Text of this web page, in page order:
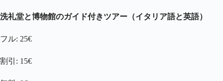
洗礼堂と博物館のガイド付きツアー（イタリア語と英語）
フル: 25€
割引: 15€